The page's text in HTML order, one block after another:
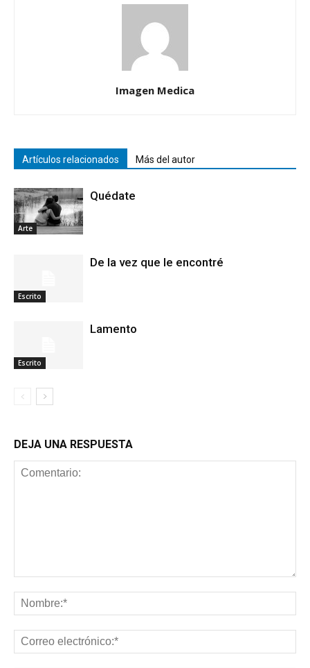
Imagen Medica
Artículos relacionados Más del autor
Arte
Quédate
Escrito
De la vez que le encontré
Escrito
Lamento
DEJA UNA RESPUESTA